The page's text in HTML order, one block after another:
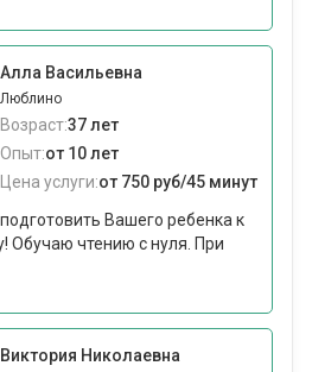
Алла Васильевна
Люблино
Возраст:37 лет
Опыт:от 10 лет
Цена услуги:от 750 руб/45 минут
Вашего ребенка к
Обучаю чтению с нуля. При
Виктория Николаевна